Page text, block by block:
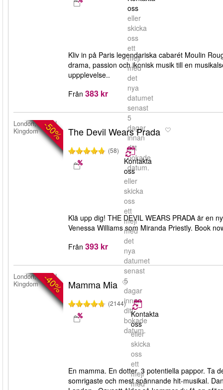
oss
eller
skicka
oss
ett
mejl
med
det
nya
datumet
senast
5
dagar
innan
ditt
bokade
datum.
Kliv in på Paris legendariska cabarét Moulin
drama, passion och ikonisk musik till en
uppplevelse..
Från 383 kr
-50%
London, United
Kingdom
The Devil Wears Prada
(58)
Kontakta
oss
eller
skicka
oss
ett
mejl
med
det
nya
datumet
senast
5
dagar
innan
ditt
bokade
datum.
Klä upp dig! THE DEVIL WEARS PRADA är en
Venessa Williams som Miranda Priestly. Book
Från 393 kr
-40%
London, United
Kingdom
Mamma Mia
(2144)
Kontakta
oss
eller
skicka
oss
ett
mejl
med
En mamma. En dotter. 3 potentiella pappor. Ta
somrigaste och mest spännande hit-musikal.